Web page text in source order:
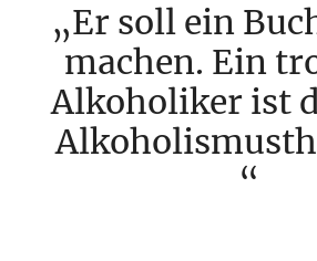
Er soll ein
machen. Ein
Alkoholiker ist